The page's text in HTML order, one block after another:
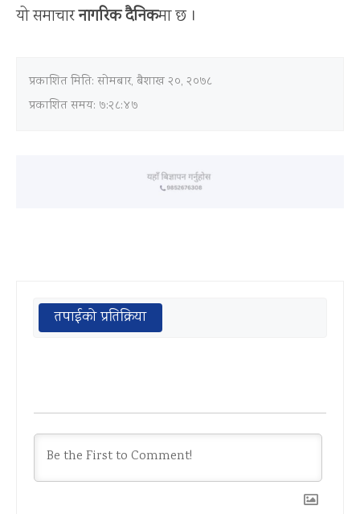
यो समाचारनागरिक दैनिकमा छ ।
प्रकाशित मिति: सोमबार, बैशाख २०, २०७८
प्रकाशित समय: ७:२८:४७
तपाईको प्रतिक्रिया